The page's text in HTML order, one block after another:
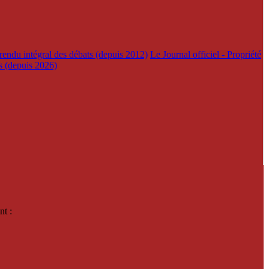
intégral des débats (depuis 2012) Le Journal officiel - Propriété
(depuis 2026)
: